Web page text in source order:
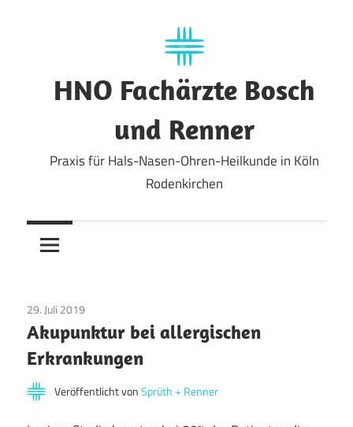
HNO Fachärzte Bosch
und Renner
Praxis für Hals-Nasen-Ohren-Heilkunde in Köln
Rodenkirchen
29. Juli 2019
Akupunktur bei allergischen
Erkrankungen
Veröffentlicht vonSprüth + Renner